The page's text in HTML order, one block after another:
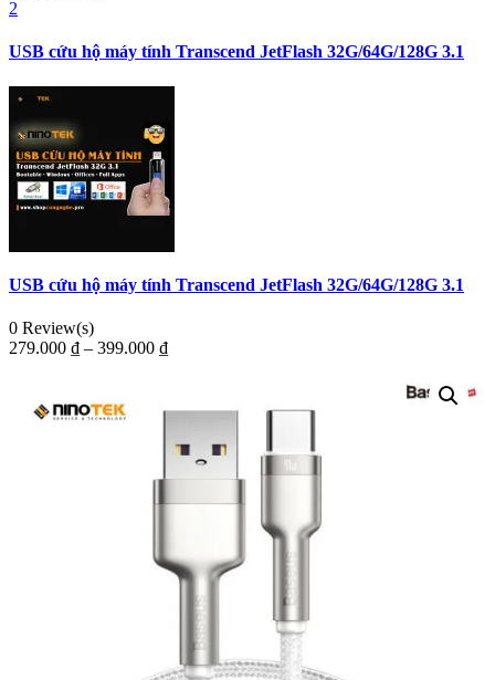
2
USB cứu hộ máy tính Transcend JetFlash 32G/64G/128G 3.1
USB cứu hộ máy tính Transcend JetFlash 32G/64G/128G 3.1
0 Review(s)
279.000 ₫ – 399.000 ₫